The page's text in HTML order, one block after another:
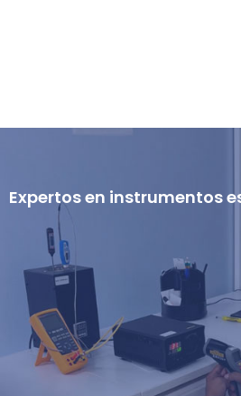
Expertos en instrumentos